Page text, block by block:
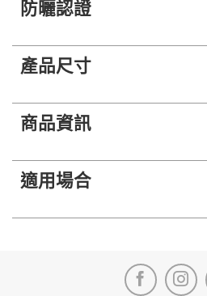
防曬認證
產品尺寸
商品資訊
適用場合